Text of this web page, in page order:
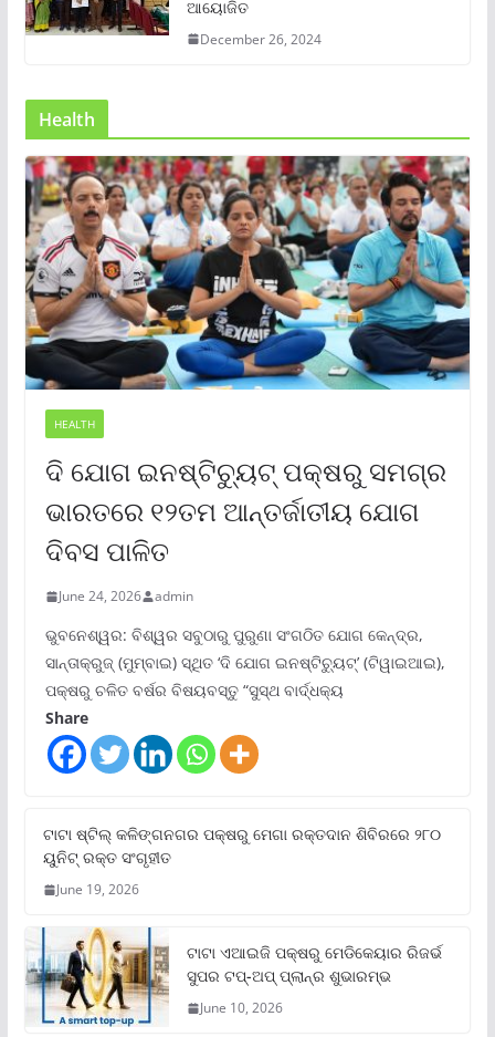
ଆୟୋଜିତ
December 26, 2024
Health
HEALTH
ଦି ଯୋଗ ଇନଷ୍ଟିଚ୍ୟୁଟ୍ ପକ୍ଷରୁ ସମଗ୍ର
ଭାରତରେ ୧୨ତମ ଆନ୍ତର୍ଜାତୀୟ ଯୋଗ
ଦିବସ ପାଳିତ
June 24, 2026 admin
ଭୁବନେଶ୍ୱର: ବିଶ୍ୱର ସବୁଠାରୁ ପୁରୁଣା ସଂଗଠିତ ଯୋଗ କେନ୍ଦ୍ର,
ସାନ୍ତାକ୍ରୁଜ୍ (ମୁମ୍ବାଇ) ସ୍ଥିତ ‘ଦି ଯୋଗ ଇନଷ୍ଟିଚ୍ୟୁଟ୍‌’ (ଟିୱାଇଆଇ),
ପକ୍ଷରୁ ଚଳିତ ବର୍ଷର ବିଷୟବସ୍ତୁ “ସୁସ୍ଥ ବାର୍ଦ୍ଧକ୍ୟ
Share
ଟାଟା ଷ୍ଟିଲ୍‌ କଳିଙ୍ଗନଗର ପକ୍ଷରୁ ମେଗା ରକ୍ତଦାନ ଶିବିରରେ ୨୮୦
ୟୁନିଟ୍‌ ରକ୍ତ ସଂଗୃହୀତ
June 19, 2026
ଟାଟା ଏଆଇଜି ପକ୍ଷରୁ ମେଡିକେୟାର ରିଜର୍ଭ
ସୁପର ଟପ୍‌-ଅପ୍ ପ୍ଲାନ୍‌ର ଶୁଭାରମ୍ଭ
June 10, 2026